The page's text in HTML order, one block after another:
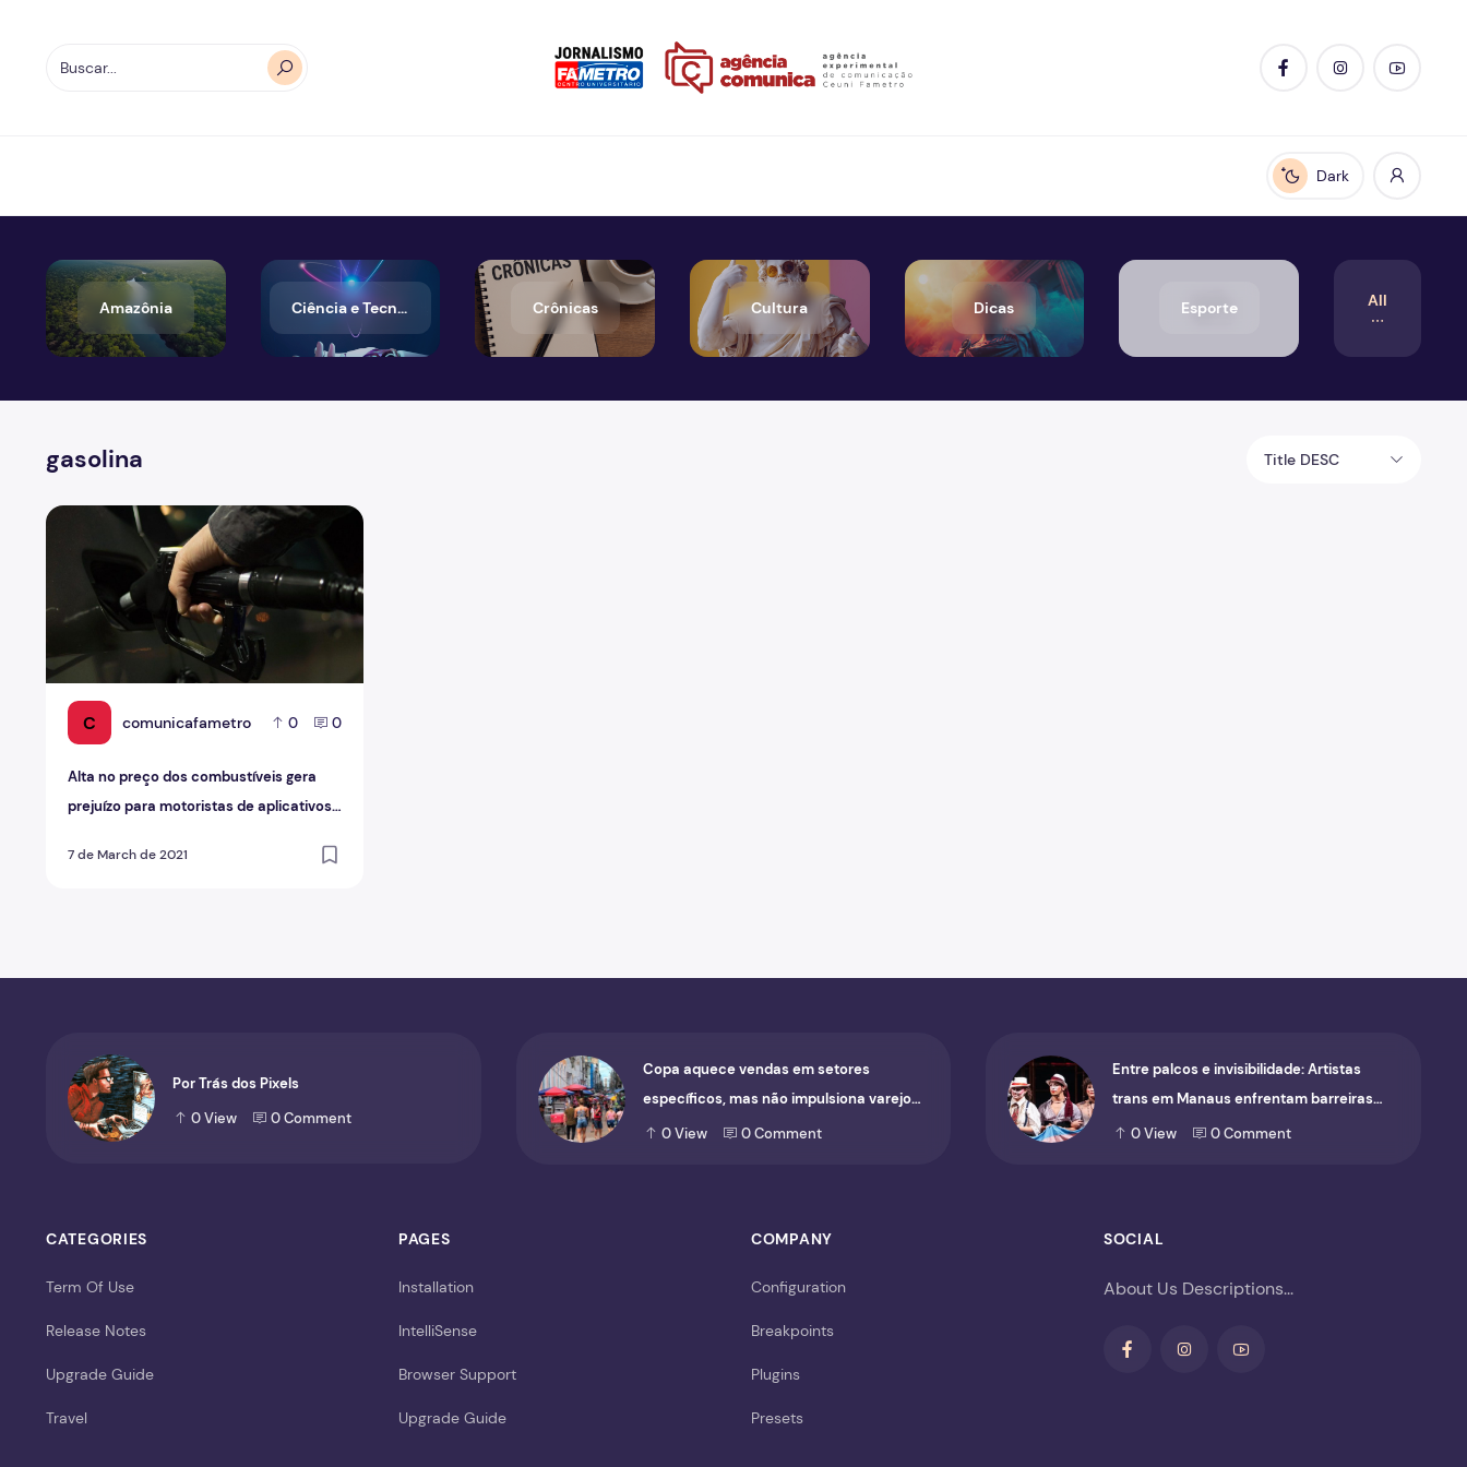
Enable dark mode
Dark
Amazônia Ciência e Tecnologia Crônicas Cultura Dicas Esporte All
gasolina Title DESC
C comunicafametro 0 0
Alta no preço dos combustíveis gera
prejuízo para motoristas de aplicativos
7 de March de 2021
Alta no preço dos combustíveis gera prejuízo para motoristas de aplicativos em Manaus
Por Trás dos Pixels
0View 0Comment
Copa aquece vendas em setores
específicos, mas não impulsiona varejo
de forma geral
0View 0Comment
Entre palcos e invisibilidade: Artistas
trans em Manaus enfrentam barreiras
para ocupar o cenário cultural
0View 0Comment
CATEGORIES
Term Of Use
Release Notes
Upgrade Guide
Travel
PAGES
Installation
IntelliSense
Browser Support
Upgrade Guide
COMPANY
Configuration
Breakpoints
Plugins
Presets
SOCIAL
About Us Descriptions...